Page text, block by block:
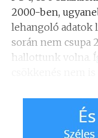
2000-ben,
lehangoló adatok
során nem csupa
hallottunk volna.
csökkenés nem
Mint látható a
mérlege még
gyártóknak. Az